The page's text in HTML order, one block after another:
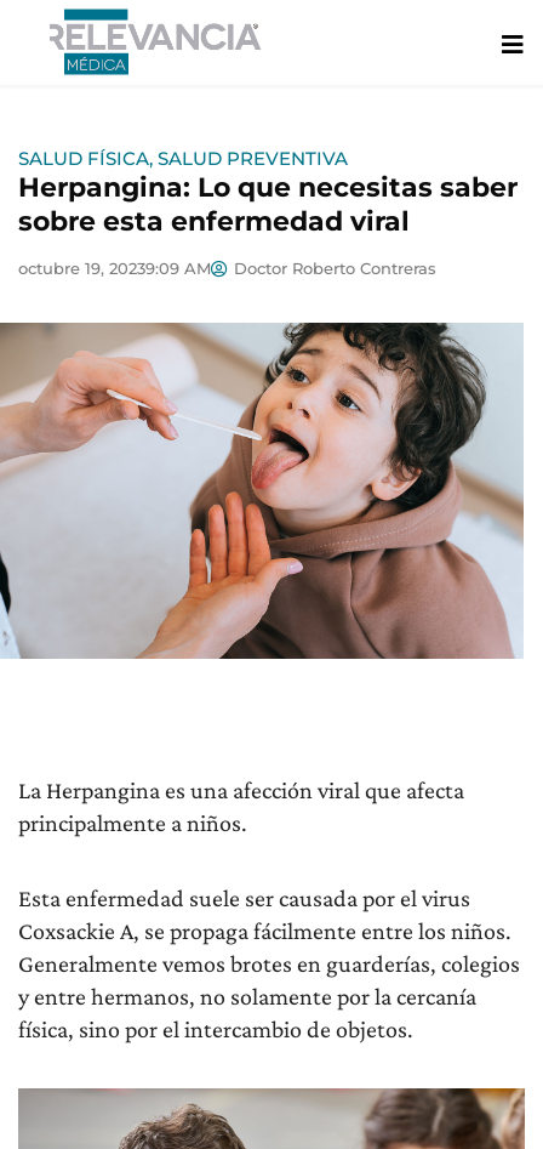
contenido
SALUD FÍSICA, SALUD PREVENTIVA
Herpangina: Lo que necesitas saber
sobre esta enfermedad viral
octubre 19, 20239:09 AM Doctor Roberto Contreras
La Herpangina es una afección viral que afecta
principalmente a niños.
Esta enfermedad suele ser causada por el virus
Coxsackie A, se propaga fácilmente entre los niños.
Generalmente vemos brotes en guarderías, colegios
y entre hermanos, no solamente por la cercanía
física, sino por el intercambio de objetos.